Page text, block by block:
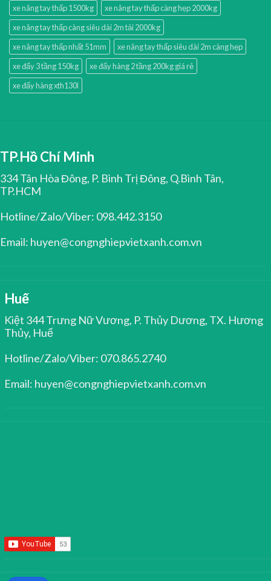
xe nâng tay thấp 1500kg
xe nâng tay thấp càng hẹp 2000kg
xe nâng tay thấp càng siêu dài 2m tải 2000kg
xe nâng tay thấp nhất 51mm
xe nâng tay thấp siêu dài 2m càng hẹp
xe đẩy 3 tầng 150kg
xe đẩy hàng 2 tầng 200kg giá rẻ
xe đẩy hàng xth130l
TP.Hồ Chí Minh
334 Tân Hòa Đông, P. Bình Trị Đông, Q.Bình Tân,
TP.HCM
Hotline/Zalo/Viber: 098.442.3150
Email: huyen@congnghiepvietxanh.com.vn
Huế
Kiệt 344 Trưng Nữ Vương, P. Thủy Dương, TX. Hương
Thủy, Huế
Hotline/Zalo/Viber: 070.865.2740
Email: huyen@congnghiepvietxanh.com.vn